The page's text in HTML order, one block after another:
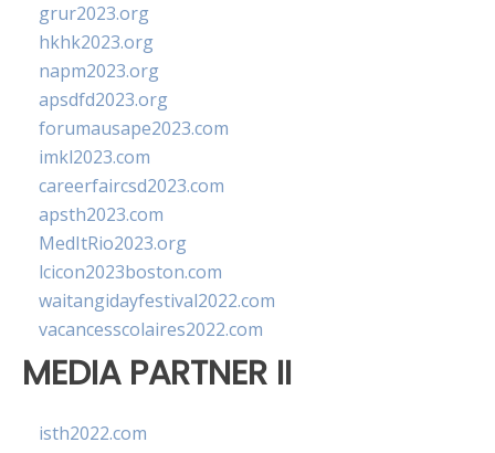
grur2023.org
hkhk2023.org
napm2023.org
apsdfd2023.org
forumausape2023.com
imkl2023.com
careerfaircsd2023.com
apsth2023.com
MedItRio2023.org
lcicon2023boston.com
waitangidayfestival2022.com
vacancesscolaires2022.com
MEDIA PARTNER II
isth2022.com